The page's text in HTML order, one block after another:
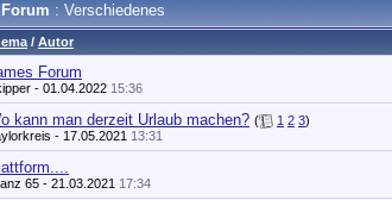
: Verschiedenes
/ Autor
Forum
- 01.04.2022 15:36
kann man derzeit Urlaub machen? ( 1 2 3)
- 17.05.2021 13:31
65 - 21.03.2021 17:34